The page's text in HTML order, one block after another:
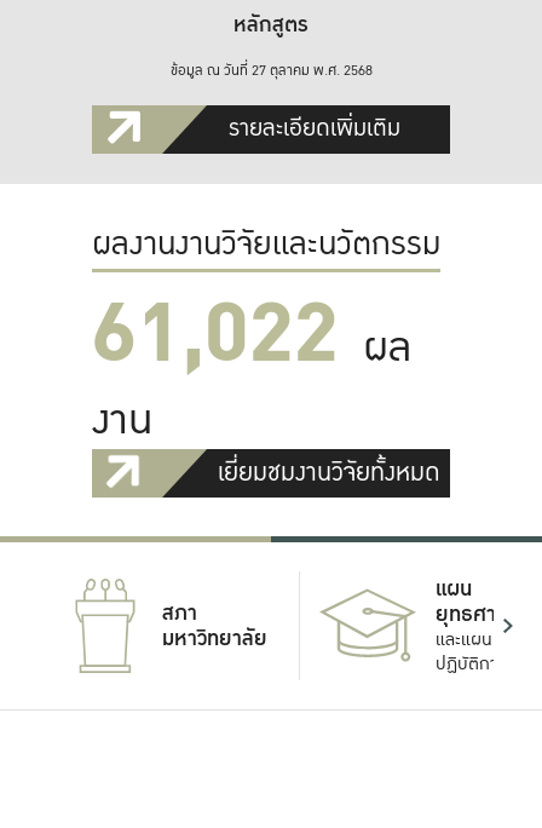
หลักสูตร
ข้อมูล ณ วันที่ 27 ตุลาคม พ.ศ. 2568
รายละเอียดเพิ่มเติม
ผลงานงานวิจัยและนวัตกรรม
61,022 ผล
งาน
เยี่ยมชมงานวิจัยทั้งหมด
สภา
มหาวิทยาลัย
แผน
ยุทธศาสตร์
และแผน
ปฏิบัติการ